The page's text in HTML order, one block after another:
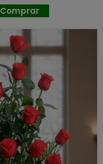
Comprar